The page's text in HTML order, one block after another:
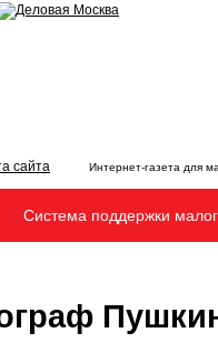
Интернет-газета для
Система поддержки